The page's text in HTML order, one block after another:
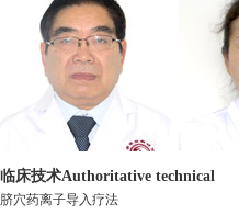
临床技术Authoritative technical
脐穴药离子导入疗法